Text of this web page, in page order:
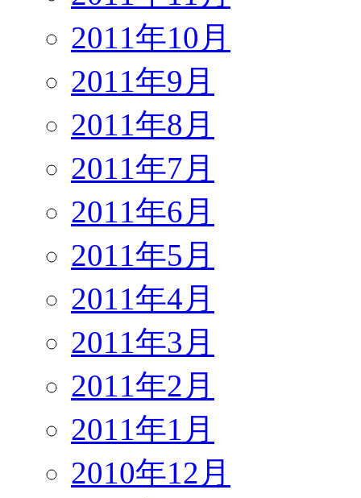
2011年10月
2011年9月
2011年8月
2011年7月
2011年6月
2011年5月
2011年4月
2011年3月
2011年2月
2011年1月
2010年12月